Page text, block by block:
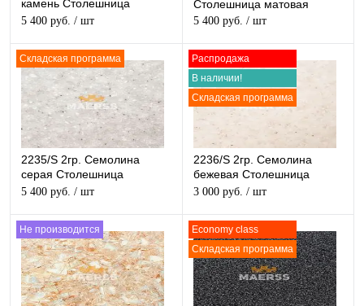
камень Столешница
матовая
5 400 руб. / шт
Столешница матовая
5 400 руб. / шт
Складская программа
2235/S 2гр. Семолина
серая Столешница
матовая
5 400 руб. / шт
Распродажа
В наличии!
Складская программа
2236/S 2гр. Семолина
бежевая Столешница
матовая
3 000 руб. / шт
Не производится
Economy class
Складская программа